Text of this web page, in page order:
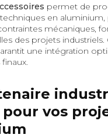
permet de
en
mécaniques,
des projets
une intégration
vos